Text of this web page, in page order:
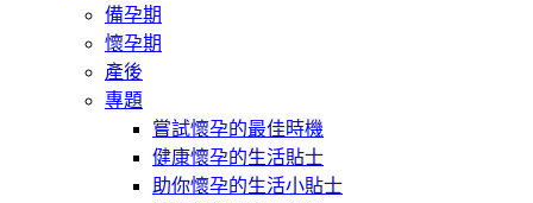
備孕期
懷孕期
產後
專題
嘗試懷孕的最佳時機
健康懷孕的生活貼士
助你懷孕的生活小貼士